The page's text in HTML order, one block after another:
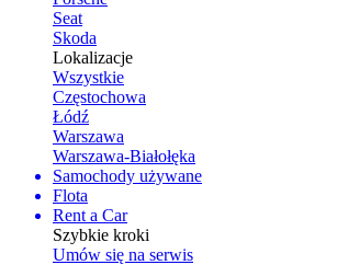
Seat
Skoda
Lokalizacje
Wszystkie
Częstochowa
Łódź
Warszawa
Warszawa-Białołęka
Samochody używane
Flota
Rent a Car
Szybkie kroki
Umów się na serwis